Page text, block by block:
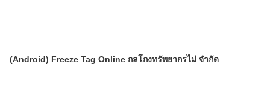
(Android) Freeze Tag Online กลโกงทรัพยากรไม่ จำกัด